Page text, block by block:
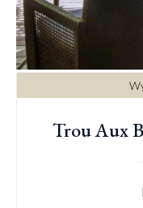
Trou Aux